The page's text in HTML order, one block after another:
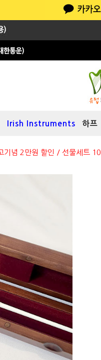
Irish Instruments 하프
기념 2만원 할인 / 선물세트 10]
케이스 大